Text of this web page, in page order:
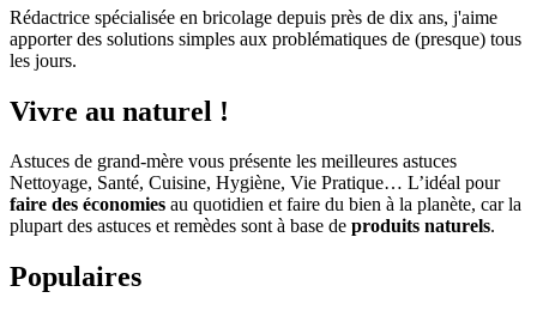
Rédactrice spécialisée en bricolage depuis près de dix ans, j'aime
apporter des solutions simples aux problématiques de (presque) tous
les jours.
Vivre au naturel !
Astuces de grand-mère vous présente les meilleures astuces
Nettoyage, Santé, Cuisine, Hygiène, Vie Pratique… L’idéal pour
faire des économies au quotidien et faire du bien à la planète, car la
plupart des astuces et remèdes sont à base de produits naturels.
Populaires